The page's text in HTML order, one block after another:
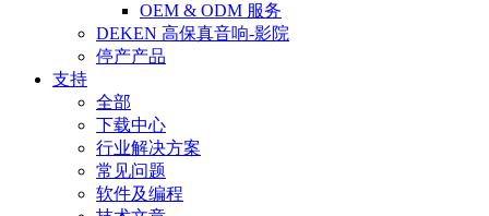
OEM & ODM 服务
DEKEN 高保真音响-影院
停产产品
支持
全部
下载中心
行业解决方案
常见问题
软件及编程